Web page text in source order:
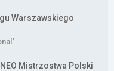
Warszawskiego
Mistrzostwa Polski